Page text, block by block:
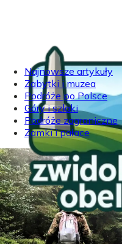
Najnowsze artykuły
Zabytki i muzea
Podróże po Polsce
Góry i szlaki
Podróże zagraniczne
Zamki i pałace